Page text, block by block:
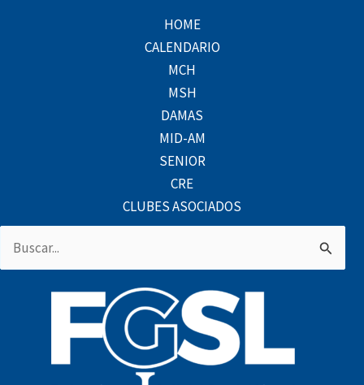
HOME
CALENDARIO
MCH
MSH
DAMAS
MID-AM
SENIOR
CRE
CLUBES ASOCIADOS
Buscar
por: